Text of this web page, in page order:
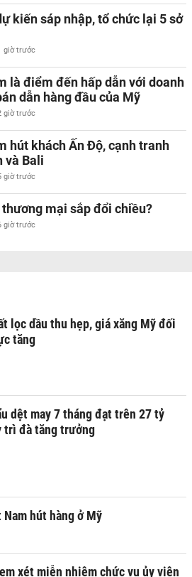
kiến sáp nhập, tổ chức lại 5 sở
giờ trước
là điểm đến hấp dẫn với doanh
dẫn hàng đầu của Mỹ
giờ trước
hút khách Ấn Độ, cạnh tranh
và Bali
giờ trước
thương mại sắp đổi chiều?
giờ trước
lọc dầu thu hẹp, giá xăng Mỹ đối
tăng
dệt may 7 tháng đạt trên 27 tỷ
trì đà tăng trưởng
Nam hút hàng ở Mỹ
xét miễn nhiệm chức vụ ủy viên